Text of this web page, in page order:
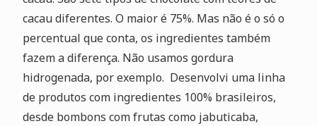
cacau diferentes. O maior é 75%. Mas não é o só o
percentual que conta, os ingredientes também
fazem a diferença. Não usamos gordura
hidrogenada, por exemplo. Desenvolvi uma linha
de produtos com ingredientes 100% brasileiros,
desde bombons com frutas como jabuticaba,